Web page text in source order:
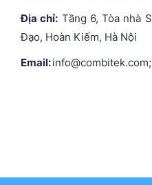
Địa chỉ: Tầng 6, Tòa nhà
Đạo, Hoàn Kiếm, Hà Nội
Email: